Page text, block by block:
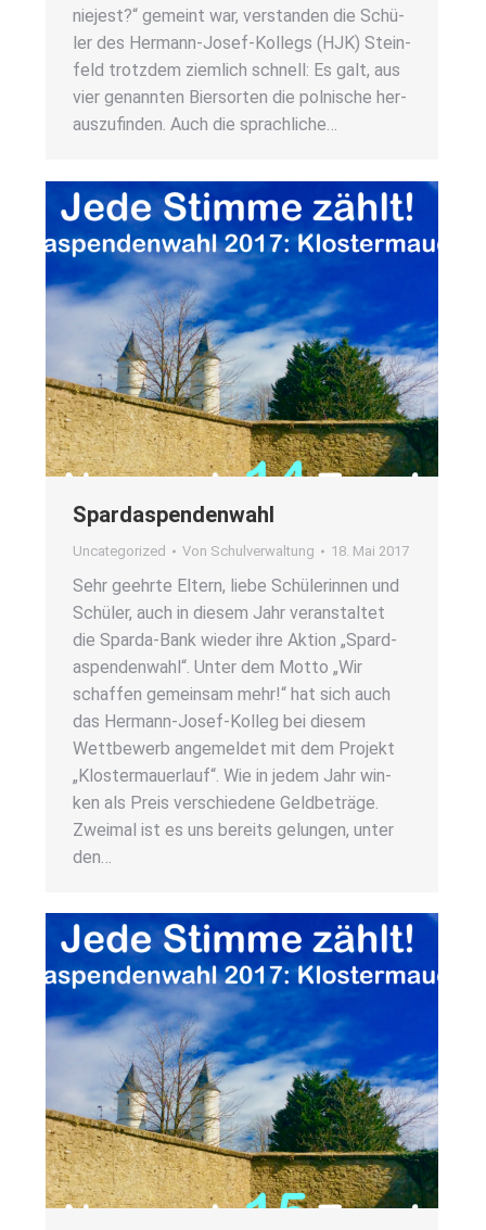
nie­jest?“ gemeint war, ver­stan­den die Schü­
ler des Her­­mann-Josef-Kol­­legs (HJK) Stein­
feld trotz­dem ziem­lich schnell: Es galt, aus
vier genann­ten Bier­sor­ten die pol­ni­sche her­
aus­zu­fin­den. Auch die sprach­li­che…
Spar­d­as­pen­den­wahl
Uncategorized Von Schulverwaltung 18. Mai 2017
Sehr geehr­te Eltern, lie­be Schü­le­rin­nen und
Schü­ler, auch in die­sem Jahr ver­an­stal­tet
die Spar­­da-Bank wie­der ihre Akti­on „Spar­d­
as­pen­den­wahl“. Unter dem Mot­to „Wir
schaf­fen gemein­sam mehr!“ hat sich auch
das Her­­mann-Josef-Kol­­leg bei die­sem
Wett­be­werb ange­mel­det mit dem Pro­jekt
„Klos­ter­mau­er­lauf“. Wie in jedem Jahr win­
ken als Preis ver­schie­de­ne Geld­be­trä­ge.
Zwei­mal ist es uns bereits gelun­gen, unter
den…